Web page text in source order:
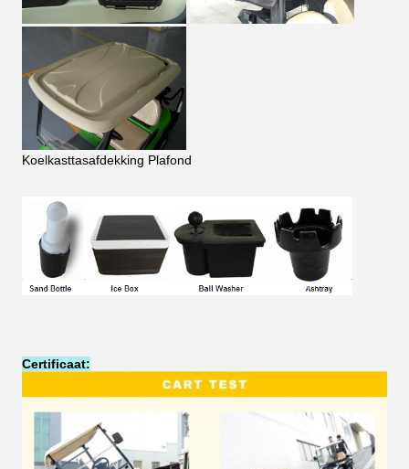
Koelkasttasafdekking Plafond
Certificaat: